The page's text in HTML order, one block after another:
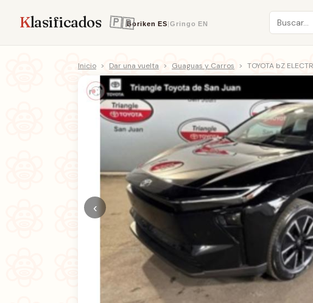
Klasificados Boriken ES|Gringo EN
Inicio > Dar una vuelta > Guaguas y Carros > TOYOTA bZ
‹